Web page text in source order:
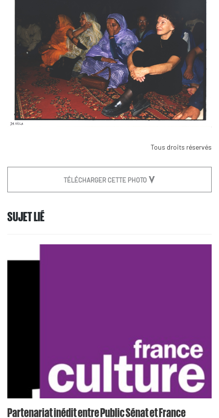
Tous droits réservés
TÉLÉCHARGER CETTE PHOTO
SUJET LIÉ
Partenariat inédit entre Public Sénat et France